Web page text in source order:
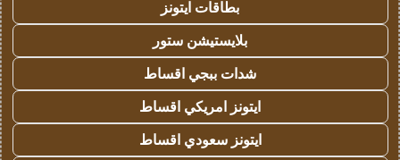
بطاقات ايتونز
بلايستيشن ستور
شدات ببجي اقساط
ايتونز امريكي اقساط
ايتونز سعودي اقساط